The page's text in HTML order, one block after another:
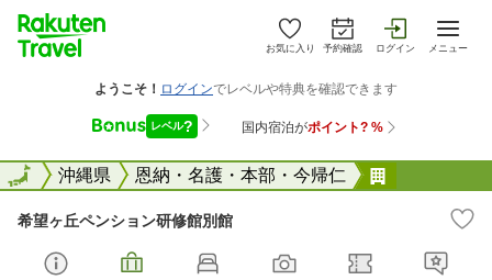
お気に入り 予約確認 ログイン メニュー
全国沖縄県 恩納・名護・本部・今帰仁
全国
希望ヶ丘ペンション研修館別館